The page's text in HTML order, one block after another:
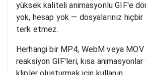
yüksek kaliteli animasyonlu GIF'e
yok, hesap yok — dosyalarınız hiçbir
terk etmez.
Herhangi bir MP4, WebM veya MOV
reaksiyon GIF'leri, kısa